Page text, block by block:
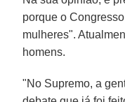
porque o
mulheres".
homens.
"No Supremo, a